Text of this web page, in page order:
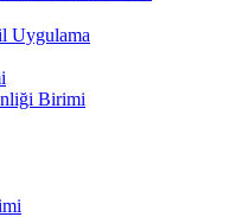
Uygulama
Birimi